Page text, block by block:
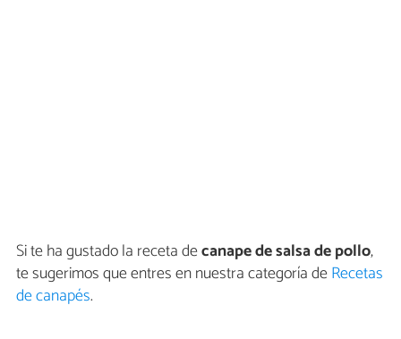
Si te ha gustado la receta decanape de salsa de pollo,
te sugerimos que entres en nuestra categoría deRecetas
de canapés.